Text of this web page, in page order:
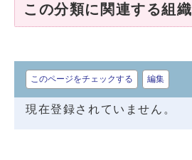
この分類に関連する組織
このページをチェックする 編集
現在登録されていません。